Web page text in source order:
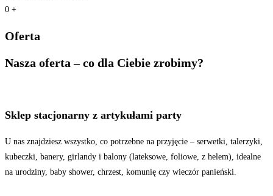
0 +
Oferta
Nasza oferta – co dla Ciebie zrobimy?
Sklep stacjonarny z artykułami party
U nas znajdziesz wszystko, co potrzebne na przyjęcie – serwetki, talerzyki,
kubeczki, banery, girlandy i balony (lateksowe, foliowe, z helem), idealne
na urodziny, baby shower, chrzest, komunię czy wieczór panieński.